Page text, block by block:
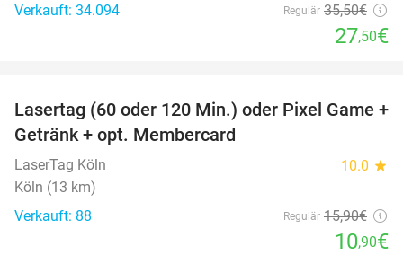
Verkauft: 34.094
Regulär 35,50€
27,50€
31%
Lasertag (60 oder 120 Min.) oder Pixel Game +
Getränk + opt. Membercard
LaserTag Köln 10.0 star
Köln (13 km)
Verkauft: 88
Regulär 15,90€
10,90€